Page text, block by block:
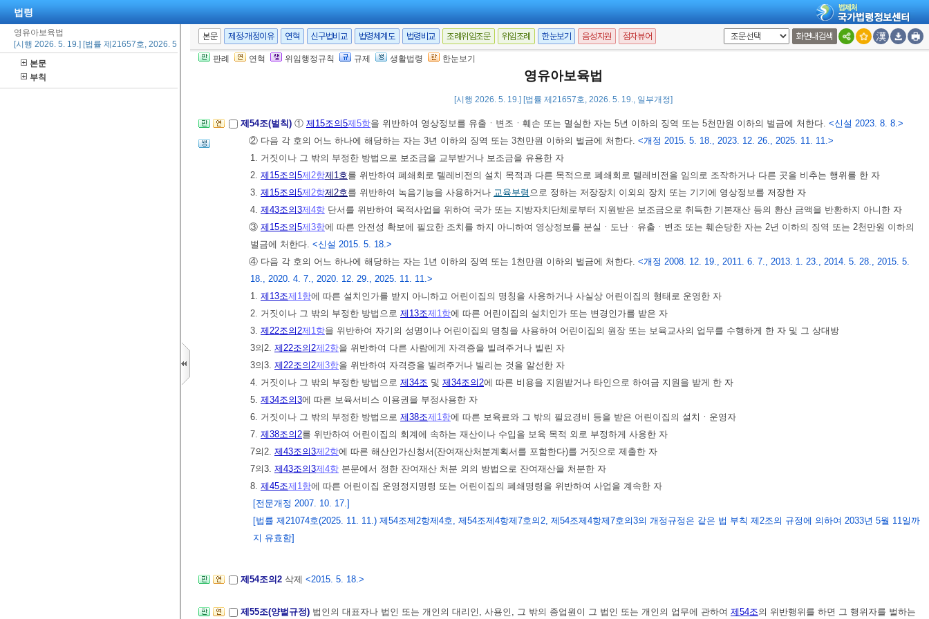
법령
영유아보육법
[시행 2026. 5. 19.] [법률 제21657호, 2026. 5. 19., 일부개정]
본문
부칙
본문 제정·개정이유 연혁 신구법비교 법령체계도 법령비교 조례위임조문 위임조례 한눈보기 음성지원 점자뷰어 화면내검색
판례 연혁 위임행정규칙 규제 생활법령 한눈보기
영유아보육법
[시행 2026. 5. 19.] [법률 제21657호, 2026. 5. 19., 일부개정]
② 어린이집연합회의 조직과 운영, 기능 등에 필요한 사항은교육부령으로 정한다.<개정 2008. 2. 29., 2010. 1. 18., 2011. 6. 7., 2023. 12. 26.>
[전문개정 2007. 10. 17.]
[제목개정 2011. 6. 7.]
제54조(벌칙) ① 제15조의5제5항을 위반하여 영상정보를 유출ㆍ변조ㆍ훼손 또는 멸실한 자는 5년 이하의 징역 또는 5천만원 이하의 벌금에 처한다. <신설 2023. 8. 8.>
② 다음 각 호의 어느 하나에 해당하는 자는 3년 이하의 징역 또는 3천만원 이하의 벌금에 처한다. <개정 2015. 5. 18., 2023. 12. 26., 2025. 11. 11.>
1. 거짓이나 그 밖의 부정한 방법으로 보조금을 교부받거나 보조금을 유용한 자
2. 제15조의5제2항제1호를 위반하여 폐쇄회로 텔레비전의 설치 목적과 다른 목적으로 폐쇄회로 텔레비전을 임의로 조작하거나 다른 곳을 비추는 행위를 한 자
3. 제15조의5제2항제2호를 위반하여 녹음기능을 사용하거나 교육부령 으로 정하는 저장장치 이외의 장치 또는 기기에 영상정보를 저장한 자
4. 제43조의3제4항 단서를 위반하여 목적사업을 위하여 국가 또는 지방자치단체로부터 지원받은 보조금으로 취득한 기본재산 등의 환산 금액을 반환하지 아니한 자
③ 제15조의5제3항에 따른 안전성 확보에 필요한 조치를 하지 아니하여 영상정보를 분실ㆍ도난ㆍ유출ㆍ변조 또는 훼손당한 자는 2년 이하의 징역 또는 2천만원 이하의
벌금에 처한다. <신설 2015. 5. 18.>
④ 다음 각 호의 어느 하나에 해당하는 자는 1년 이하의 징역 또는 1천만원 이하의 벌금에 처한다. <개정 2008. 12. 19., 2011. 6. 7., 2013. 1. 23., 2014. 5. 28., 2015. 5.
18., 2020. 4. 7., 2020. 12. 29., 2025. 11. 11.>
1. 제13조제1항에 따른 설치인가를 받지 아니하고 어린이집의 명칭을 사용하거나 사실상 어린이집의 형태로 운영한 자
2. 거짓이나 그 밖의 부정한 방법으로 제13조제1항에 따른 어린이집의 설치인가 또는 변경인가를 받은 자
3. 제22조의2제1항을 위반하여 자기의 성명이나 어린이집의 명칭을 사용하여 어린이집의 원장 또는 보육교사의 업무를 수행하게 한 자 및 그 상대방
3의2. 제22조의2제2항을 위반하여 다른 사람에게 자격증을 빌려주거나 빌린 자
3의3. 제22조의2제3항을 위반하여 자격증을 빌려주거나 빌리는 것을 알선한 자
4. 거짓이나 그 밖의 부정한 방법으로 제34조 및 제34조의2에 따른 비용을 지원받거나 타인으로 하여금 지원을 받게 한 자
5. 제34조의3에 따른 보육서비스 이용권을 부정사용한 자
6. 거짓이나 그 밖의 부정한 방법으로 제38조제1항에 따른 보육료와 그 밖의 필요경비 등을 받은 어린이집의 설치ㆍ운영자
7. 제38조의2를 위반하여 어린이집의 회계에 속하는 재산이나 수입을 보육 목적 외로 부정하게 사용한 자
7의2. 제43조의3제2항에 따른 해산인가신청서(잔여재산처분계획서를 포함한다)를 거짓으로 제출한 자
7의3. 제43조의3제4항 본문에서 정한 잔여재산 처분 외의 방법으로 잔여재산을 처분한 자
8. 제45조제1항에 따른 어린이집 운영정지명령 또는 어린이집의 폐쇄명령을 위반하여 사업을 계속한 자
[전문개정 2007. 10. 17.]
[법률 제21074호(2025. 11. 11.) 제54조제2항제4호, 제54조제4항제7호의2, 제54조제4항제7호의3의 개정규정은 같은 법 부칙 제2조의 규정에 의하여 2033년 5월 11일까
지 유효함]
제54조의2 삭제 <2015. 5. 18.>
제55조(양벌규정) 법인의 대표자나 법인 또는 개인의 대리인, 사용인, 그 밖의 종업원이 그 법인 또는 개인의 업무에 관하여 제54조의 위반행위를 하면 그 행위자를 벌하는